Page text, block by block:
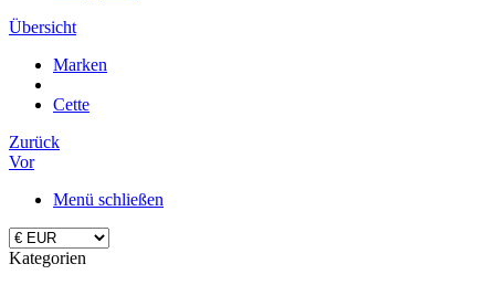
Übersicht
Marken
Cette
Zurück
Vor
Menü schließen
Kategorien